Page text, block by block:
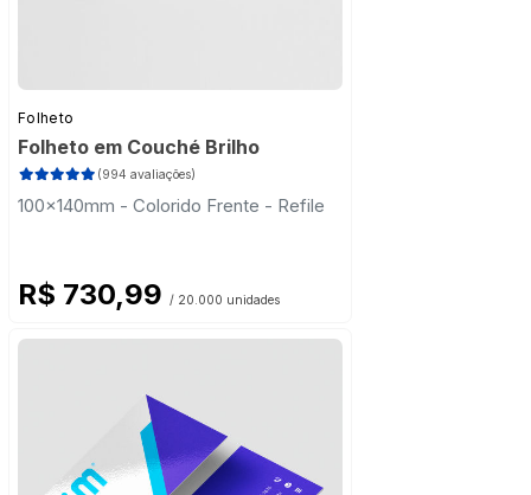
Folheto
Folheto em Couché Brilho
(994 avaliações)
100x140mm - Colorido Frente - Refile
R$ 730,99 / 20.000 unidades